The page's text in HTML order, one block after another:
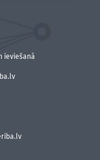
ieviešanā